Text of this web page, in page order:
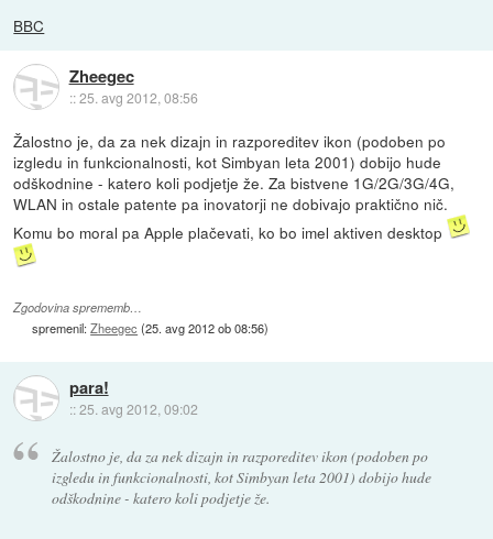
BBC
Zheegec
::25. avg 2012, 08:56
Žalostno je, da za nek dizajn in razporeditev ikon (podoben po
izgledu in funkcionalnosti, kot Simbyan leta 2001) dobijo hude
odškodnine - katero koli podjetje že. Za bistvene 1G/2G/3G/4G,
WLAN in ostale patente pa inovatorji ne dobivajo praktično nič.
Komu bo moral pa Apple plačevati, ko bo imel aktiven desktop
Zgodovina sprememb…
spremenil:Zheegec (25. avg 2012 ob 08:56)
para!
::25. avg 2012, 09:02
Žalostno je, da za nek dizajn in razporeditev ikon (podoben po
izgledu in funkcionalnosti, kot Simbyan leta 2001) dobijo hude
odškodnine - katero koli podjetje že.